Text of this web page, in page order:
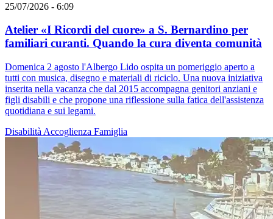
25/07/2026 - 6:09
Atelier «I Ricordi del cuore» a S. Bernardino per
familiari curanti. Quando la cura diventa comunità
Domenica 2 agosto l'Albergo Lido ospita un pomeriggio aperto a
tutti con musica, disegno e materiali di riciclo. Una nuova iniziativa
inserita nella vacanza che dal 2015 accompagna genitori anziani e
figli disabili e che propone una riflessione sulla fatica dell'assistenza
quotidiana e sui legami.
Disabilità Accoglienza Famiglia